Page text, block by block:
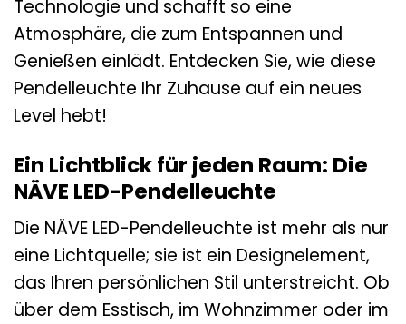
Technologie und schafft so eine
Atmosphäre, die zum Entspannen und
Genießen einlädt. Entdecken Sie, wie diese
Pendelleuchte Ihr Zuhause auf ein neues
Level hebt!
Ein Lichtblick für jeden Raum: Die
NÄVE LED-Pendelleuchte
Die NÄVE LED-Pendelleuchte ist mehr als nur
eine Lichtquelle; sie ist ein Designelement,
das Ihren persönlichen Stil unterstreicht. Ob
über dem Esstisch, im Wohnzimmer oder im